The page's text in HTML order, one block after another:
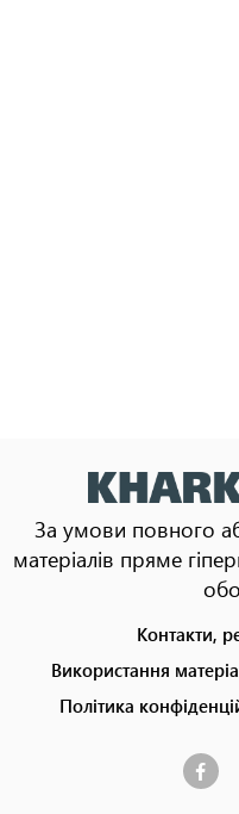
За умови повного
матеріалів пряме
menu
Контакти,
Використання
Політика